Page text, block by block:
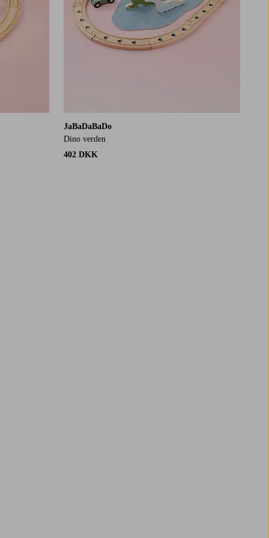
JaBaDaBaDo
Dino verden
402 DKK